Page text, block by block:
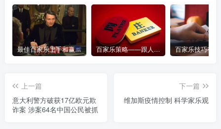
最佳百家乐上手和赢钱指南 – 终极版 百家乐策略——跟人胜过跟路
上一篇
意大利警方破获17亿欧元欺
诈案 涉案64名中国公民被抓
下一篇
维加斯疫情控制 科学家乐观